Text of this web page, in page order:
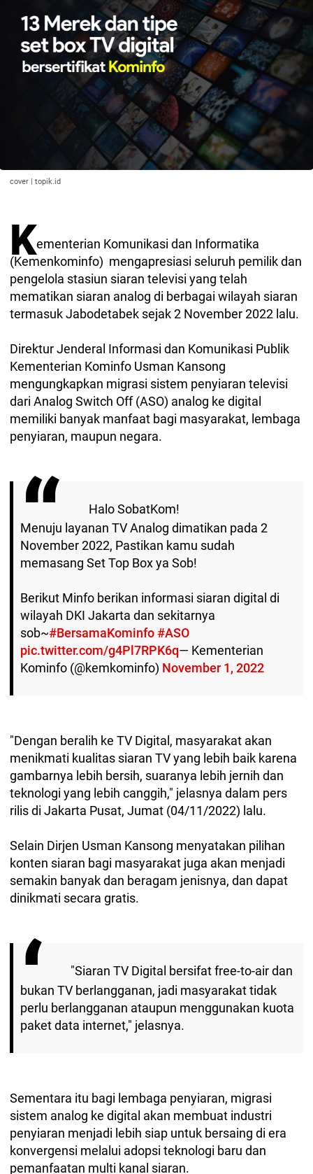
cover | topik.id
Kementerian Komunikasi dan Informatika
(Kemenkominfo) mengapresiasi seluruh pemilik dan
pengelola stasiun siaran televisi yang telah
mematikan siaran analog di berbagai wilayah siaran
termasuk Jabodetabek sejak 2 November 2022 lalu.
Direktur Jenderal Informasi dan Komunikasi Publik
Kementerian Kominfo Usman Kansong
mengungkapkan migrasi sistem penyiaran televisi
dari Analog Switch Off (ASO) analog ke digital
memiliki banyak manfaat bagi masyarakat, lembaga
penyiaran, maupun negara.
Halo SobatKom!
Menuju layanan TV Analog dimatikan pada 2
November 2022, Pastikan kamu sudah
memasang Set Top Box ya Sob!
Berikut Minfo berikan informasi siaran digital di
wilayah DKI Jakarta dan sekitarnya
sob~#BersamaKominfo#ASO
pic.twitter.com/g4Pl7RPK6q— Kementerian
Kominfo (@kemkominfo) November 1, 2022
"Dengan beralih ke TV Digital, masyarakat akan
menikmati kualitas siaran TV yang lebih baik karena
gambarnya lebih bersih, suaranya lebih jernih dan
teknologi yang lebih canggih," jelasnya dalam pers
rilis di Jakarta Pusat, Jumat (04/11/2022) lalu.
Selain Dirjen Usman Kansong menyatakan pilihan
konten siaran bagi masyarakat juga akan menjadi
semakin banyak dan beragam jenisnya, dan dapat
dinikmati secara gratis.
"Siaran TV Digital bersifat free-to-air dan
bukan TV berlangganan, jadi masyarakat tidak
perlu berlangganan ataupun menggunakan kuota
paket data internet," jelasnya.
Sementara itu bagi lembaga penyiaran, migrasi
sistem analog ke digital akan membuat industri
penyiaran menjadi lebih siap untuk bersaing di era
konvergensi melalui adopsi teknologi baru dan
pemanfaatan multi kanal siaran.